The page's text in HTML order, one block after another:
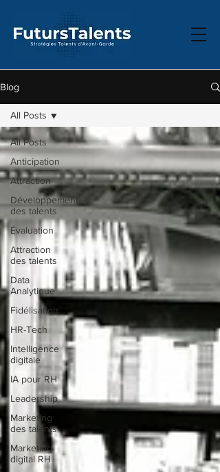
Blog
All Posts
Anticipation
Attraction
Développement
des talents
Évaluation
Attraction
des talents
Data
Analytique
Fidélisation
HR-Tech
Intelligence
digitale
IA pour RH
Leadership
Marketing
des talents
Marketing
digital RH
All Posts